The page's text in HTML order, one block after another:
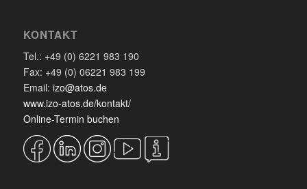
KONTAKT
Tel.: +49 (0) 6221 983 190
Fax: +49 (0) 06221 983 199
Email: izo@atos.de
www.izo-atos.de/kontakt/
Online-Termin buchen